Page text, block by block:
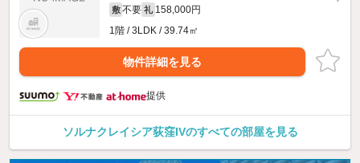
敷 不要 礼 158,000円
1階 / 3LDK / 39.74㎡
物件詳細を見る
提供
ソルナクレイシア荻窪IVのすべての部屋を見る